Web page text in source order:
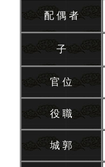
配 偶 者
子
官 位
役 職
城 郭